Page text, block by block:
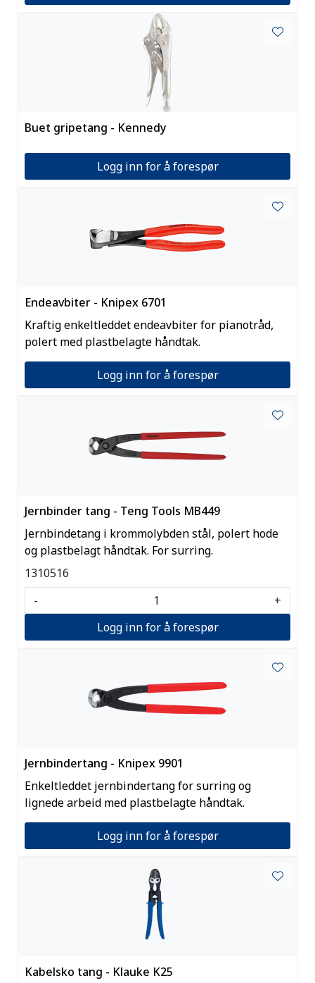
Buet gripetang - Kennedy
Logg inn for å forespør
Endeavbiter - Knipex 6701
Kraftig enkeltleddet endeavbiter for pianotråd,
polert med plastbelagte håndtak.
Logg inn for å forespør
Jernbinder tang - Teng Tools MB449
Jernbindetang i krommolybden stål, polert hode
og plastbelagt håndtak. For surring.
1310516
-
+
Logg inn for å forespør
Jernbindertang - Knipex 9901
Enkeltleddet jernbindertang for surring og
lignede arbeid med plastbelagte håndtak.
Logg inn for å forespør
Kabelsko tang - Klauke K25